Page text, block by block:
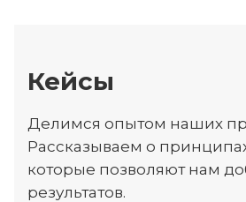
Кейсы
Делимся опытом наших
Рассказываем о
которые позволяют нам
результатов.